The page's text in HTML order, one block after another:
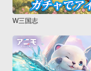
W三国志